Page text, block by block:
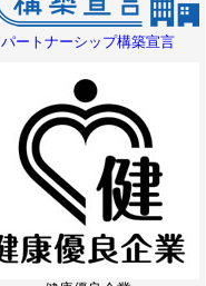
パートナーシップ構築宣言